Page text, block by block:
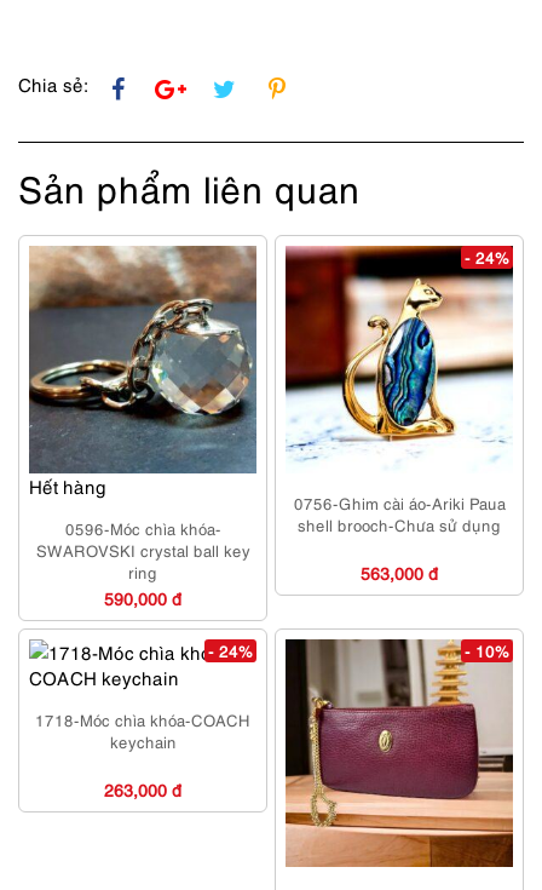
Chia sẻ:
Sản phẩm liên quan
Hết hàng
0596-Móc chìa khóa-
SWAROVSKI crystal ball key
ring
590,000 đ
- 24%
0756-Ghim cài áo-Ariki Paua
shell brooch-Chưa sử dụng
563,000 đ
- 24%
1718-Móc chìa khóa-COACH
keychain
263,000 đ
- 10%